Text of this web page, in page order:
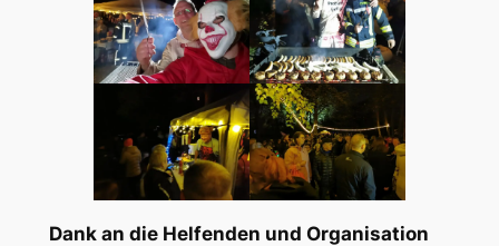
Dank an die Helfenden und Organisation